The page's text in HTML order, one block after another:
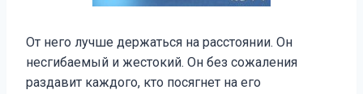
От него лучше держаться на расстоянии. Он
несгибаемый и жестокий. Он без сожаления
раздавит каждого, кто посягнет на его